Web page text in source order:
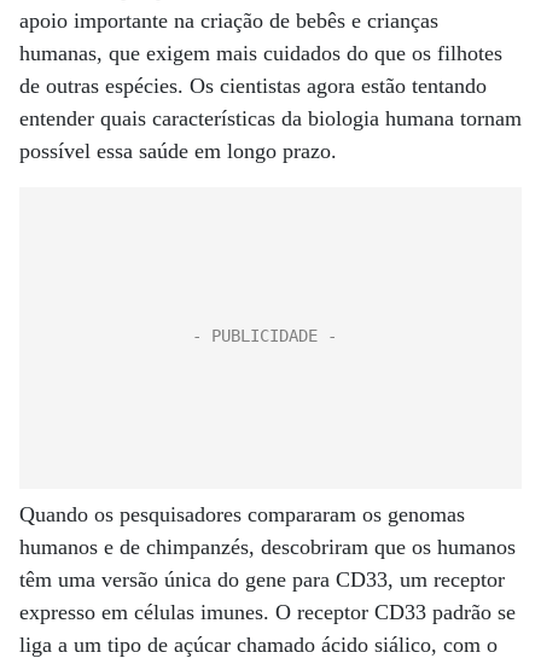
apoio importante na criação de bebês e crianças
humanas, que exigem mais cuidados do que os filhotes
de outras espécies. Os cientistas agora estão tentando
entender quais características da biologia humana tornam
possível essa saúde em longo prazo.
Quando os pesquisadores compararam os genomas
humanos e de chimpanzés, descobriram que os humanos
têm uma versão única do gene para CD33, um receptor
expresso em células imunes. O receptor CD33 padrão se
liga a um tipo de açúcar chamado ácido siálico, com o